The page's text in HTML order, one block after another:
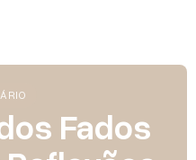
Fados